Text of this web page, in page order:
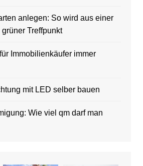
anlegen: So wird aus einer
Treffpunkt
Immobilienkäufer immer
mit LED selber bauen
Wie viel qm darf man